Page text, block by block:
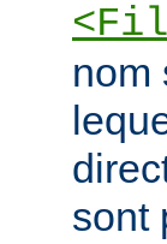
nom
sont